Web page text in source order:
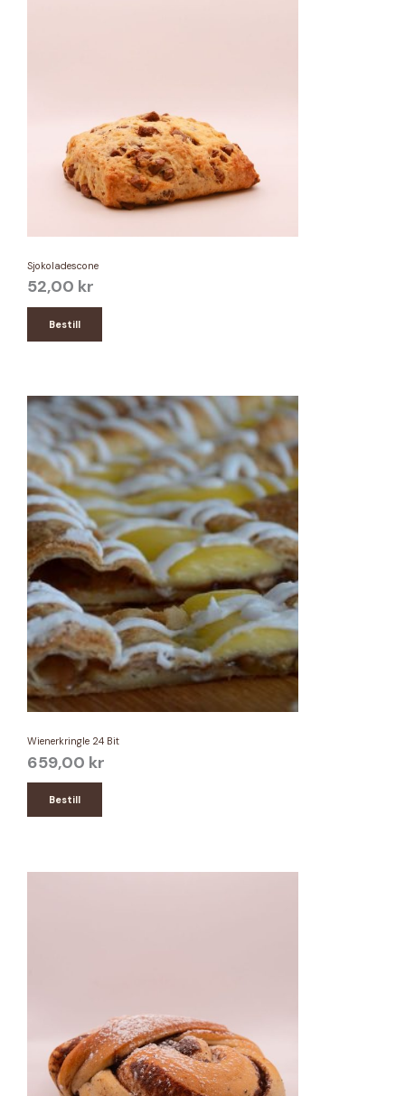
Sjokoladescone
52,00 kr
Bestill
Wienerkringle 24 Bit
659,00 kr
Bestill